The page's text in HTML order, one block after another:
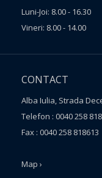
Luni-Joi: 8.00 - 16.30
Vineri: 8.00 - 14.00
CONTACT
Alba Iulia, Strada
Telefon : 0040 258
Fax : 0040 258 818613
Map ›